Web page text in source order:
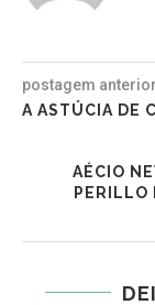
postagem anterior
A ASTÚCIA DE
AÉCIO
PERILLO